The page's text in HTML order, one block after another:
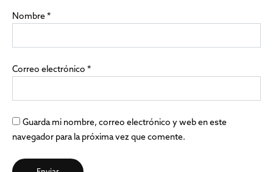
Nombre*
Correo electrónico *
Guarda mi nombre, correo electrónico y web en este
navegador para la próxima vez que comente.